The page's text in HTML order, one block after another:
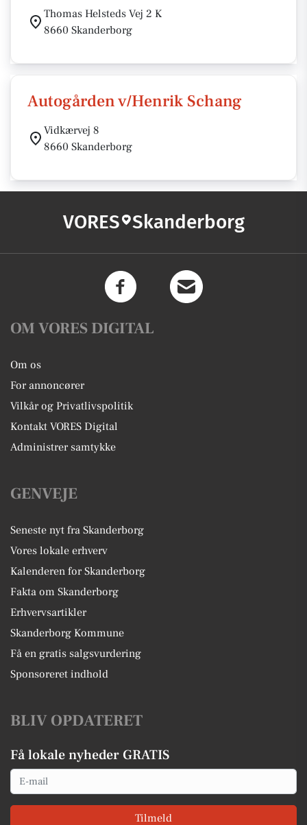
Thomas Helsteds Vej 2 K
8660 Skanderborg
Autogården v/Henrik Schang
Vidkærvej 8
8660 Skanderborg
VORES Skanderborg
OM VORES DIGITAL
Om os
For annoncører
Vilkår og Privatlivspolitik
Kontakt VORES Digital
Administrer samtykke
GENVEJE
Seneste nyt fra Skanderborg
Vores lokale erhverv
Kalenderen for Skanderborg
Fakta om Skanderborg
Erhvervsartikler
Skanderborg Kommune
Få en gratis salgsvurdering
Sponsoreret indhold
BLIV OPDATERET
Få lokale nyheder GRATIS
Email
Tilmeld